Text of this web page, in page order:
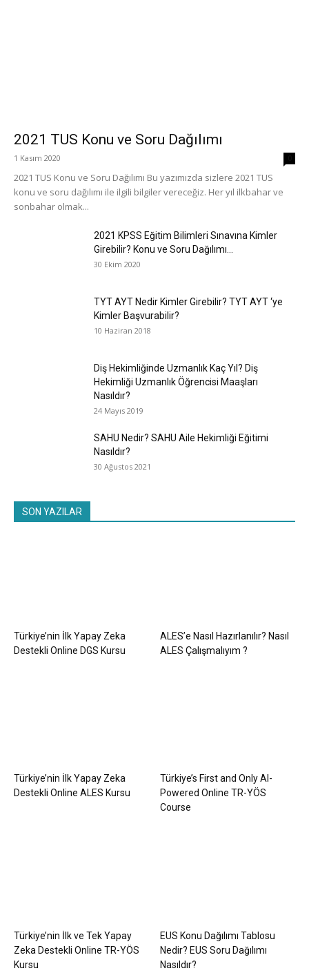
2021 TUS Konu ve Soru Dağılımı
1 Kasım 2020
2021 TUS Konu ve Soru Dağılımı Bu yazımızda sizlere 2021 TUS
konu ve soru dağılımı ile ilgili bilgiler vereceğiz. Her yıl ilkbahar ve
sonbahar olmak...
2021 KPSS Eğitim Bilimleri Sınavına Kimler
Girebilir? Konu ve Soru Dağılımı...
30 Ekim 2020
TYT AYT Nedir Kimler Girebilir? TYT AYT ‘ye
Kimler Başvurabilir?
10 Haziran 2018
Diş Hekimliğinde Uzmanlık Kaç Yıl? Diş
Hekimliği Uzmanlık Öğrencisi Maaşları
Nasıldır?
24 Mayıs 2019
SAHU Nedir? SAHU Aile Hekimliği Eğitimi
Nasıldır?
30 Ağustos 2021
SON YAZILAR
Türkiye’nin İlk Yapay Zeka
Destekli Online DGS Kursu
ALES’e Nasıl Hazırlanılır? Nasıl
ALES Çalışmalıyım ?
Türkiye’nin İlk Yapay Zeka
Destekli Online ALES Kursu
Türkiye’s First and Only AI-
Powered Online TR-YÖS
Course
Türkiye’nin İlk ve Tek Yapay
Zeka Destekli Online TR-YÖS
Kursu
EUS Konu Dağılımı Tablosu
Nedir? EUS Soru Dağılımı
Nasıldır?